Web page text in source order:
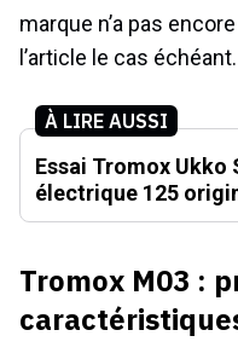
marque n’a pas
l’article le cas échéant.
À LIRE AUSSI
Essai Tromox Ukko
électrique 125
Tromox M03 :